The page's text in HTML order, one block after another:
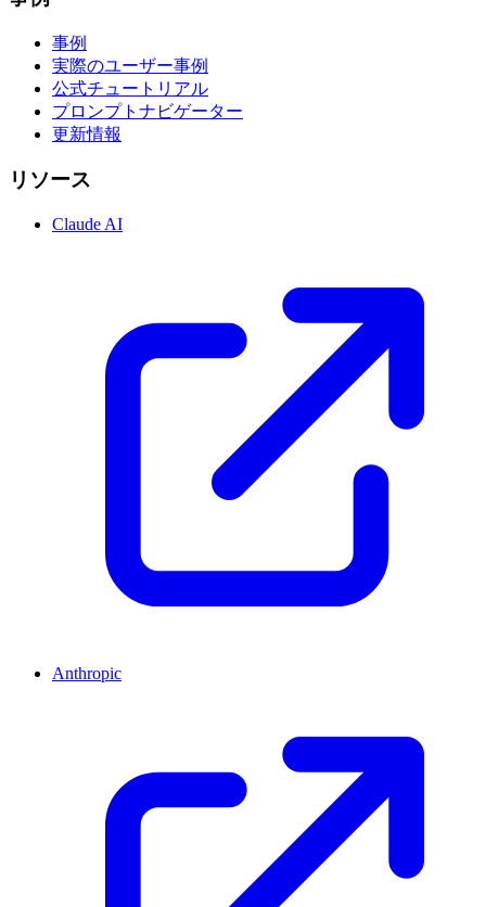
事例
実際のユーザー事例
公式チュートリアル
プロンプトナビゲーター
更新情報
リソース
Claude AI
Anthropic